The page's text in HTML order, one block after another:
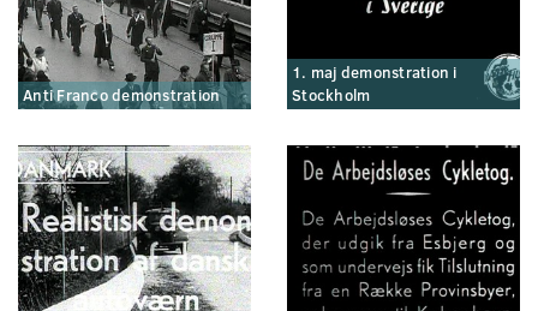
Anti Franco demonstration
1. maj demonstration i
Stockholm